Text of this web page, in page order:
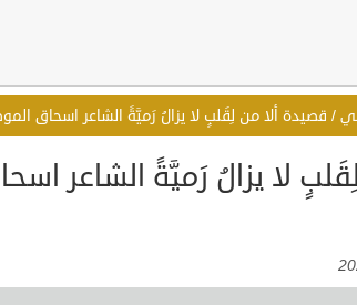
/ قصيدة ألا من لِقَلبٍ لا يزالُ رَميَّةً الشاعر اسحاق
لا يزالُ رَميَّةً الشاعر